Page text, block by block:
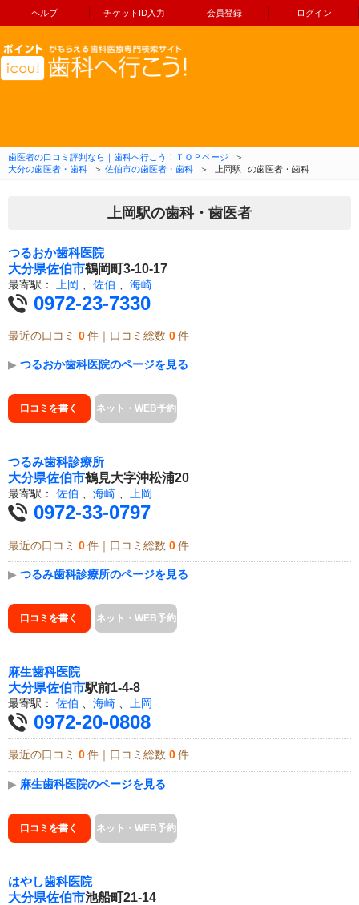
ヘルプ チケットID入力 会員登録 ログイン
コンテンツへ移動
歯医者の口コミ評判なら｜歯科へ行こう！ＴＯＰページ
＞
大分の歯医者・歯科
＞ 佐伯市の歯医者・歯科 ＞ 上岡駅 の歯医者・歯科
上岡駅の歯科・歯医者
つるおか歯科医院
大分県佐伯市鶴岡町3-10-17
最寄駅： 上岡 佐伯 海崎
0972-23-7330
最近の口コミ 0 件｜口コミ総数 0 件
▶ つるおか歯科医院のページを見る
口コミを書く ネット・WEB予約
つるみ歯科診療所
大分県佐伯市鶴見大字沖松浦20
最寄駅： 佐伯 、 海崎 、 上岡
0972-33-0797
最近の口コミ 0 件｜口コミ総数 0 件
▶ つるみ歯科診療所のページを見る
口コミを書く ネット・WEB予約
麻生歯科医院
大分県佐伯市駅前1-4-8
最寄駅： 佐伯 海崎 上岡
0972-20-0808
最近の口コミ 0 件｜口コミ総数 0 件
▶ 麻生歯科医院のページを見る
口コミを書く ネット・WEB予約
はやし歯科医院
大分県佐伯市池船町21-14